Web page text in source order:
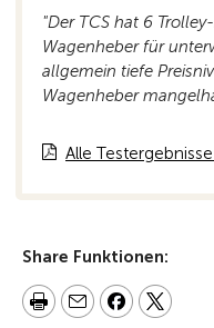
"Der TCS hat 6
Wagenheber für
allgemein tiefe
Wagenheber
Alle
Share Funktionen: